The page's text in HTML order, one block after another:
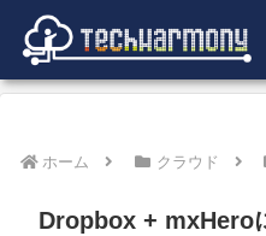
ホーム クラウド
Dropbox + mxHero